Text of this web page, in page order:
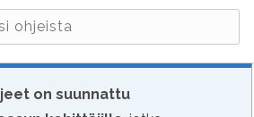
on suunnattu